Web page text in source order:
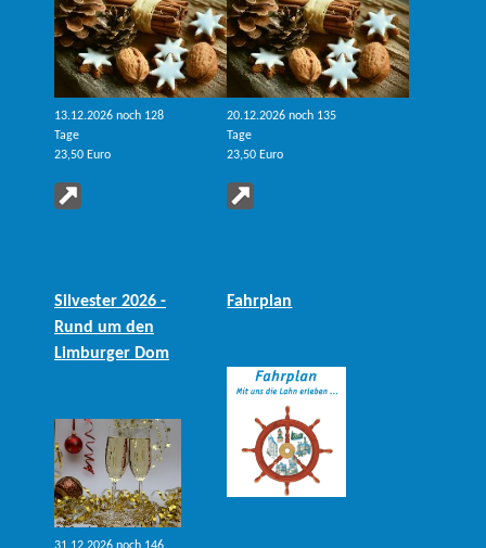
13.12.2026 noch 128
Tage
23,50 Euro
20.12.2026 noch 135
Tage
23,50 Euro
Silvester 2026 -
Rund um den
Limburger Dom
Fahrplan